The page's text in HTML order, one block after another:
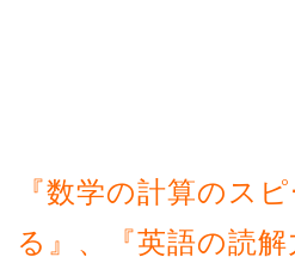
『数学の計算のス
る』、『英語の読解